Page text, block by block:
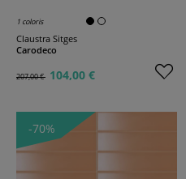
1 coloris
Claustra Sitges
Carodeco
207,00 € 104,00 €
-70%